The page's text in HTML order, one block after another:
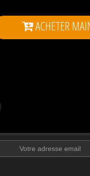
ACHETER